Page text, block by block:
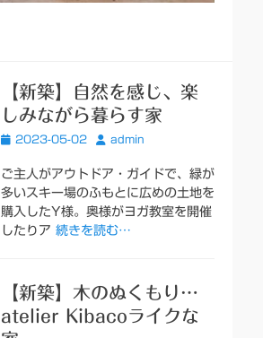
【新築】自然を感じ、楽
しみながら暮らす家
投
日
2023-05-02
投
者
admin
ご主人がアウトドア・ガイドで、緑が
多いスキー場のふもとに広めの土地を
購入したY様。奥様がヨガ教室を開催
したりア 続きを読む…
【新築】木のぬくもり…
atelier Kibacoライクな